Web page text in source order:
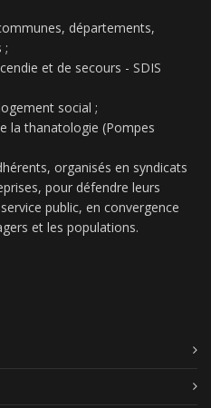
départements,
;
et de secours - SDIS
social ;
la thanatologie (Pompes
organisés en syndicats
pour défendre leurs
public, en convergence
et les populations.